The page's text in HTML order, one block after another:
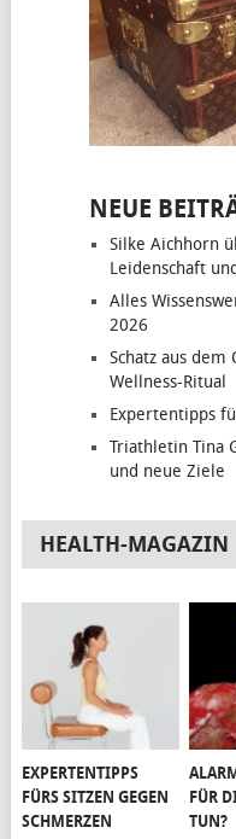
NEUE
Silke Aichhorn
Leidenschaft
Alles
2026
Schatz aus dem
Wellness-Ritual
Expertentipps
Triathletin Tina
und neue Ziele
HEALTH-MAGAZIN
EXPERTENTIPPS
FÜRS SITZEN GEGEN
SCHMERZEN
FÜR
TUN?